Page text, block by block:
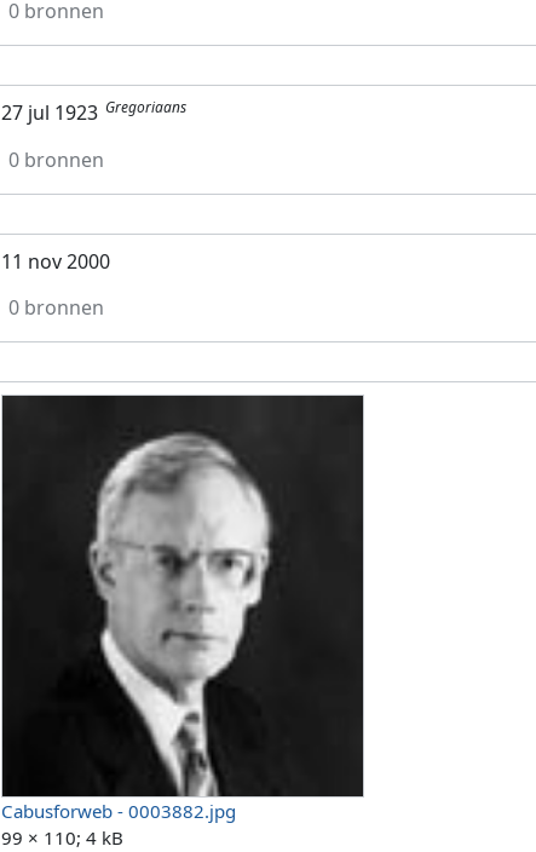
0 bronnen
27 jul 1923 Gregoriaans
0 bronnen
11 nov 2000
0 bronnen
Cabusforweb - 0003882.jpg
99 × 110; 4 kB